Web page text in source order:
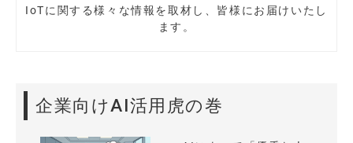
IoTに関する様々な情報を取材し、皆様にお届けいたし
ます。
企業向けAI活用虎の巻